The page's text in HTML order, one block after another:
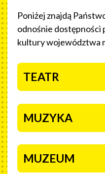
Poniżej znajdą
odnośnie
kultury województwa
NASZE
TEATR
MUZYKA
MUZEUM